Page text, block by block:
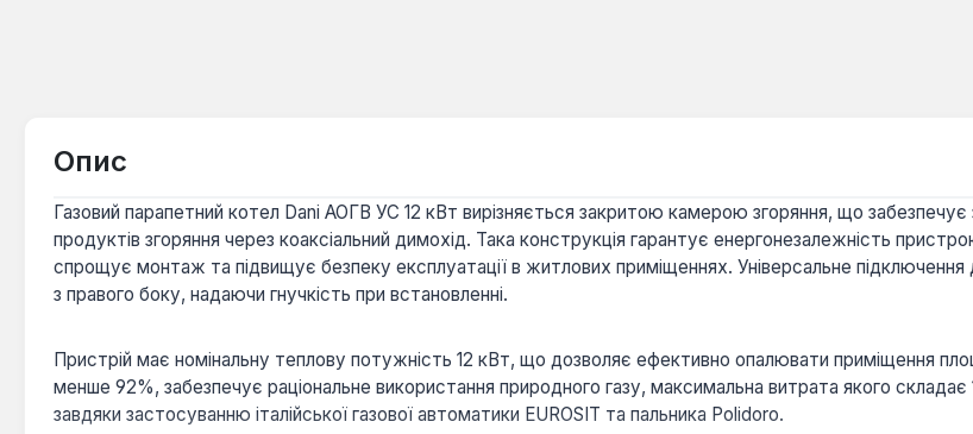
Опис
Газовий парапетний котел Dani АОГВ УС 12 кВт вирізняється закритою камерою згоряння, що забезпечує
продуктів згоряння через коаксіальний димохід. Така конструкція гарантує енергонезалежність
спрощує монтаж та підвищує безпеку експлуатації в житлових приміщеннях. Універсальне підключення
з правого боку, надаючи гнучкість при встановленні.
Пристрій має номінальну теплову потужність 12 кВт, що дозволяє ефективно опалювати приміщення
менше 92%, забезпечує раціональне використання природного газу, максимальна витрата якого
завдяки застосуванню італійської газової автоматики EUROSIT та пальника Polidoro.